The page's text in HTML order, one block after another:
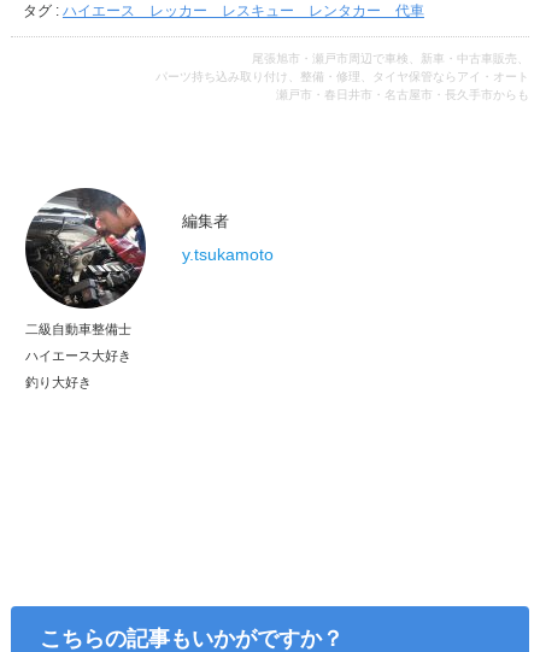
タグ : ハイエース レッカー レスキュー レンタカー 代車
尾張旭市・瀬戸市周辺で車検、新車・中古車販売、
パーツ持ち込み取り付け、整備・修理、タイヤ保管ならアイ・オート
瀬戸市・春日井市・名古屋市・長久手市からも
編集者
y.tsukamoto
二級自動車整備士
ハイエース大好き
釣り大好き
こちらの記事もいかがですか？